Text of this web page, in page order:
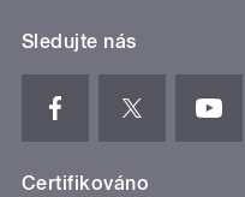
Sledujte nás
Certifikováno